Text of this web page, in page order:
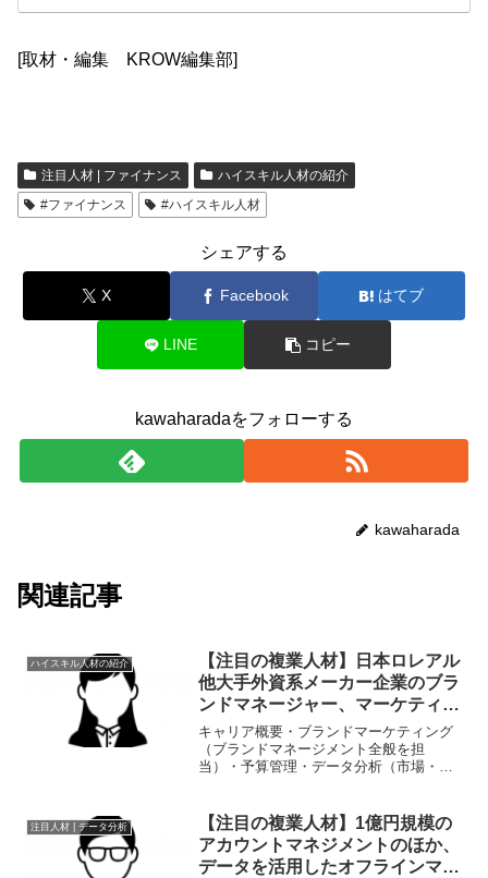
[取材・編集 KROW編集部]
注目人材 | ファイナンス
ハイスキル人材の紹介
#ファイナンス
#ハイスキル人材
シェアする
X Facebook はてブ
LINE コピー
kawaharadaをフォローする
kawaharada
関連記事
ハイスキル人材の紹介
【注目の複業人材】日本ロレアル
他大手外資系メーカー企業のブラ
ンドマネージャー、マーケティン
グ経験者
キャリア概要・ブランドマーケティング
（ブランドマネージメント全般を担
当）・予算管理・データ分析（市場・売
告、web、店頭販促物の製作／実施計画
立案）ご活用イメージ・大手...
注目人材 | データ分析
【注目の複業人材】1億円規模の
アカウントマネジメントのほか、
データを活用したオフラインマー